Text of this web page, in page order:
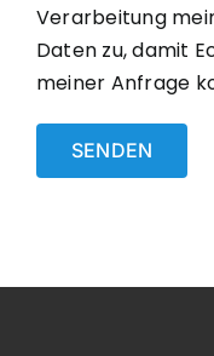
Verarbeitung
Daten zu, damit
meiner Anfrage